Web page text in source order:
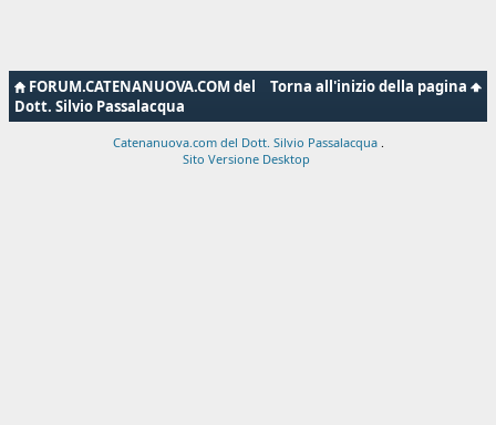
Torna all'inizio della pagina
FORUM.CATENANUOVA.COM del
Dott. Silvio Passalacqua
Catenanuova.com del Dott. Silvio Passalacqua
Sito Versione Desktop